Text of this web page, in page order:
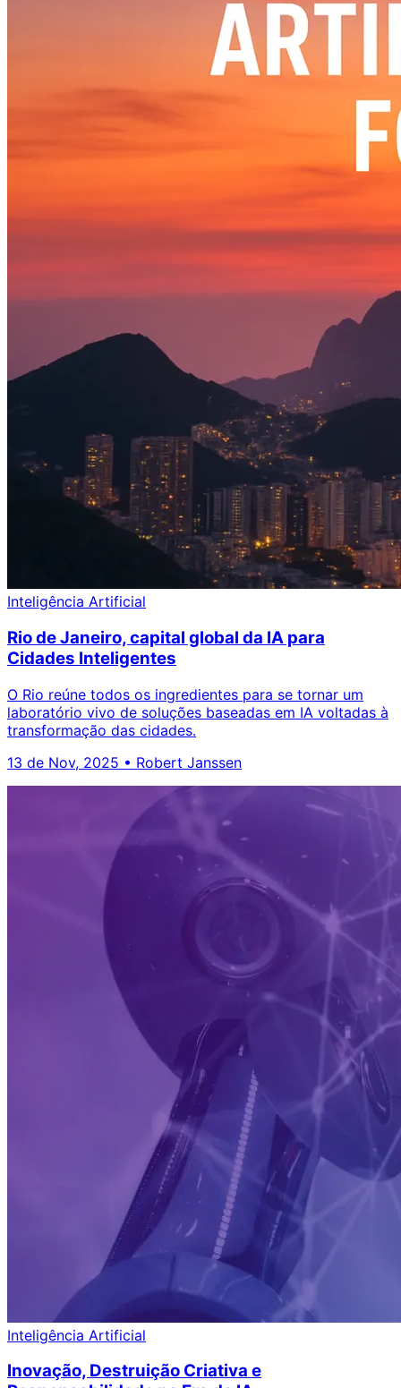
Inteligência Artificial
Rio de Janeiro, capital global da IA para
Cidades Inteligentes
O Rio reúne todos os ingredientes para se tornar um
laboratório vivo de soluções baseadas em IA voltadas à
transformação das cidades.
13 de Nov, 2025 • Robert Janssen
Inteligência Artificial
Inovação, Destruição Criativa e